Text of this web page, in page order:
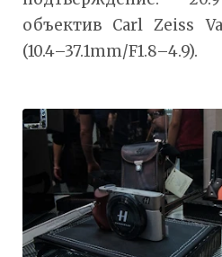
объектив Carl Zeiss
(10.4–37.1mm/F1.8–4.9).